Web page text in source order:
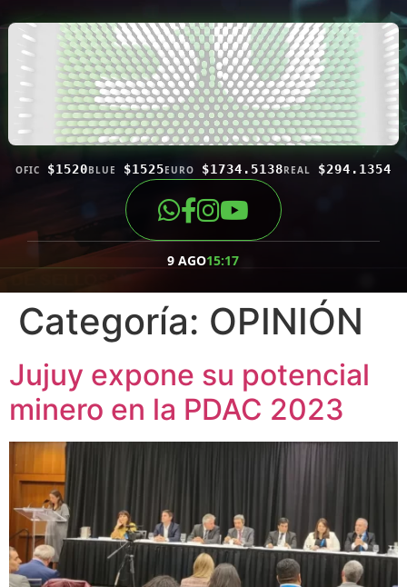
OFIC $1520BLUE $1525EURO $1734.5138REAL $294.1354
9 AGO15:17
Categoría: OPINIÓN
Jujuy expone su potencial
minero en la PDAC 2023